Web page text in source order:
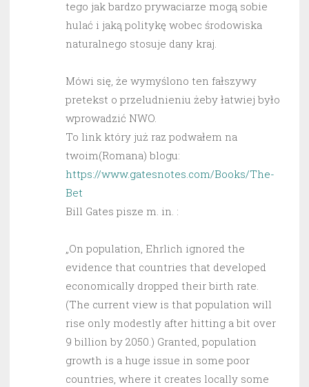
tego jak bardzo prywaciarze mogą sobie
hulać i jaką politykę wobec środowiska
naturalnego stosuje dany kraj.
Mówi się, że wymyślono ten fałszywy
pretekst o przeludnieniu żeby łatwiej było
wprowadzić NWO.
To link który już raz podwałem na
twoim(Romana) blogu:
https://www.gatesnotes.com/Books/The-
Bet
Bill Gates pisze m. in. :
„On population, Ehrlich ignored the
evidence that countries that developed
economically dropped their birth rate.
(The current view is that population will
rise only modestly after hitting a bit over
9 billion by 2050.) Granted, population
growth is a huge issue in some poor
countries, where it creates locally some